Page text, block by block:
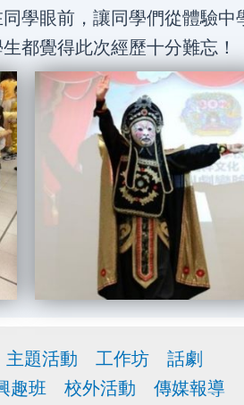
學眼前，讓同學們從體驗
都覺得此次經歷十分難忘！
主題活動 工作坊
話劇
趣班 校外活動 傳媒報導